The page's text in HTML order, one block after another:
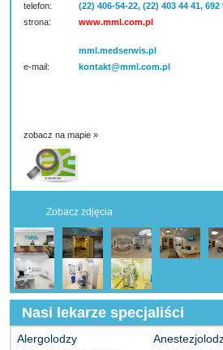
telefon:
(22) 406-54-22, (22) 403 44 41, 692
strona:
www.mml.com.pl
mml.medserwis.pl
e-mail:
kontakt@mml.com.pl
zobacz na mapie »
Zobacz zdjęcia
Nasi lekarze specjaliści
Alergolodzy